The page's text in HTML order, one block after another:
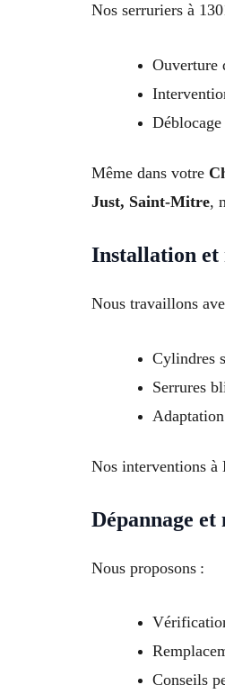
Nos serruriers à
Ouverture
Même dans votre
Just, Saint-Mitre,
Installation et
Nous travaillons
Cylindres
Serrures
Nos interventions à
Dépannage et
Nous proposons :
Conseils